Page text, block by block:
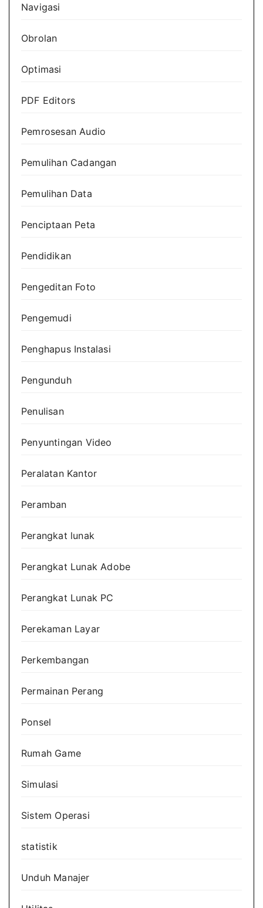
Navigasi
Obrolan
Optimasi
PDF Editors
Pemrosesan Audio
Pemulihan Cadangan
Pemulihan Data
Penciptaan Peta
Pendidikan
Pengeditan Foto
Pengemudi
Penghapus Instalasi
Pengunduh
Penulisan
Penyuntingan Video
Peralatan Kantor
Peramban
Perangkat lunak
Perangkat Lunak Adobe
Perangkat Lunak PC
Perekaman Layar
Perkembangan
Permainan Perang
Ponsel
Rumah Game
Simulasi
Sistem Operasi
statistik
Unduh Manajer